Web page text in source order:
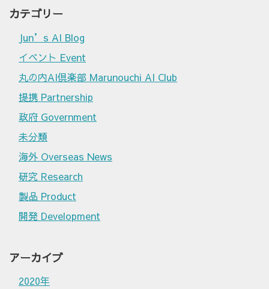
カテゴリー
Jun’s AI Blog
イベント Event
丸の内AI倶楽部 Marunouchi AI Club
提携 Partnership
政府 Government
未分類
海外 Overseas News
研究 Research
製品 Product
開発 Development
アーカイブ
2020年